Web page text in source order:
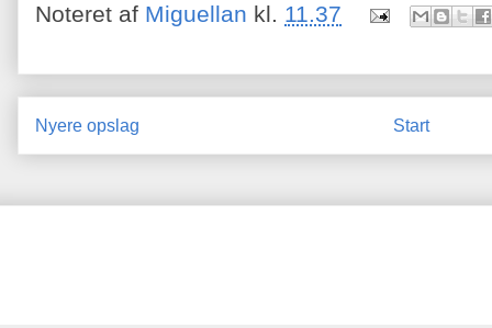
Noteret af Miguellan kl. 11.37
Nyere opslag Start